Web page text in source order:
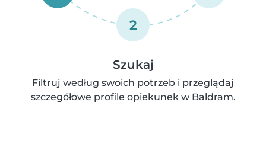
2
Szukaj
Filtruj według swoich potrzeb i przeglądaj
szczegółowe profile opiekunek w Baldram.